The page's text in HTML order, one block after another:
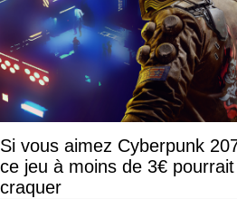
Si vous aimez Cyberpunk
ce jeu à moins de 3€
craquer